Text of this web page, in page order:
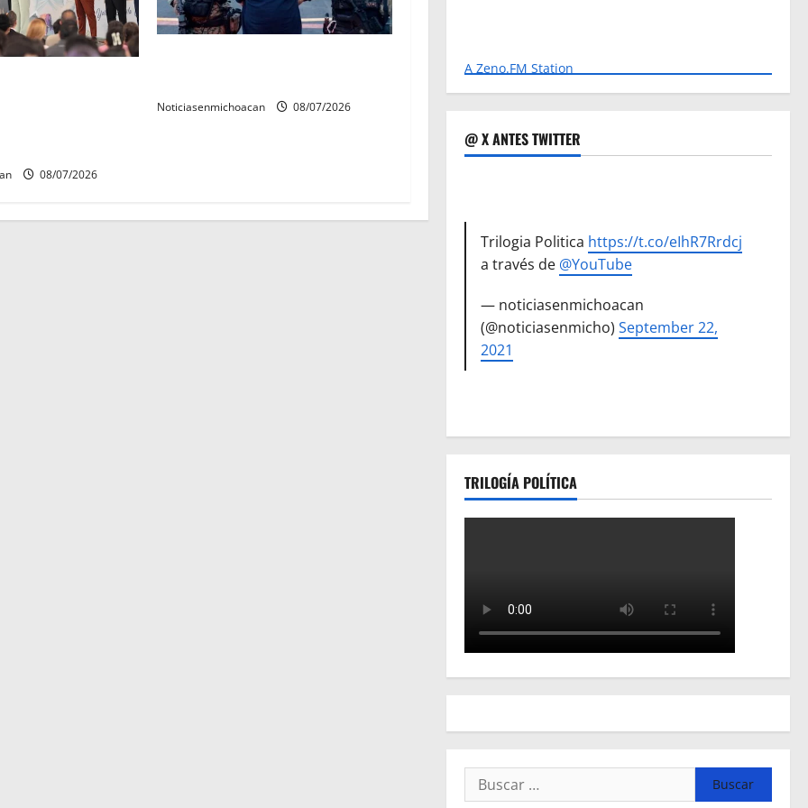
08/07/2026
Noticiasenmichoacan 08/07/2026
A Zeno.FM Station
@ X ANTES TWITTER
Trilogia Politica https://t.co/eIhR7Rrdcj
a través de @YouTube
— noticiasenmichoacan
(@noticiasenmicho)September 22,
2021
TRILOGÍA POLÍTICA
Buscar: